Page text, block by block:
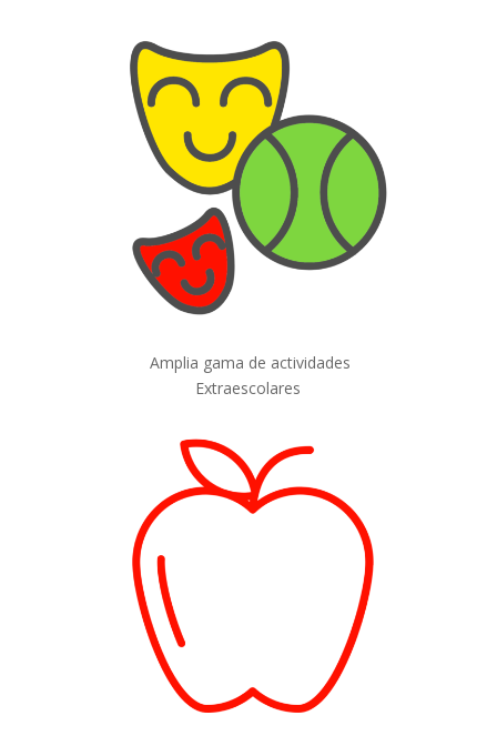
Amplia gama de actividades
Extraescolares